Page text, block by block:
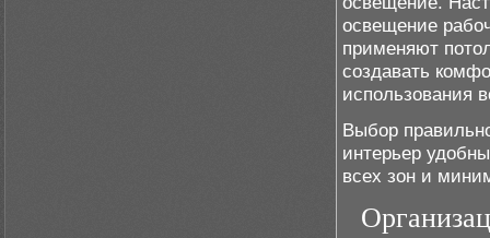
освещение
применяют
создавать
использования
Выбор
интерьер
всех зон и